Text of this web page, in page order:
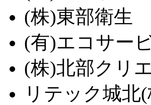
(株)東部衛生
(有)エコサー
(株)北部クリ
リテック城北